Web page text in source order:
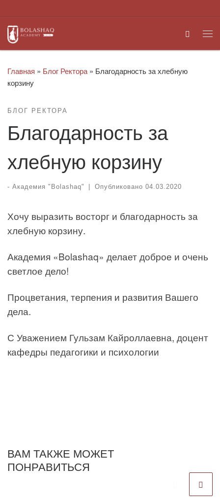
Search
Главная » Блог Ректора » Благодарность за хлебную
корзину
БЛОГ РЕКТОРА
Благодарность за
хлебную корзину
- Академия "Bolashaq" Опубликовано 04.03.2020
Хочу выразить восторг и благодарность за
хлебную корзину.
Академия «Bolashaq» делает доброе и очень
светлое дело!
Процветания, терпения и развития Вашего
дела.
С Уважением Гульзам Кайроллаевна, доцент
кафедры педагогики и психологии
ВАМ ТАКЖЕ МОЖЕТ
ПОНРАВИТЬСЯ